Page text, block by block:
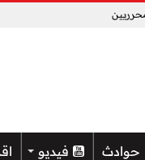
حوادث فيديو